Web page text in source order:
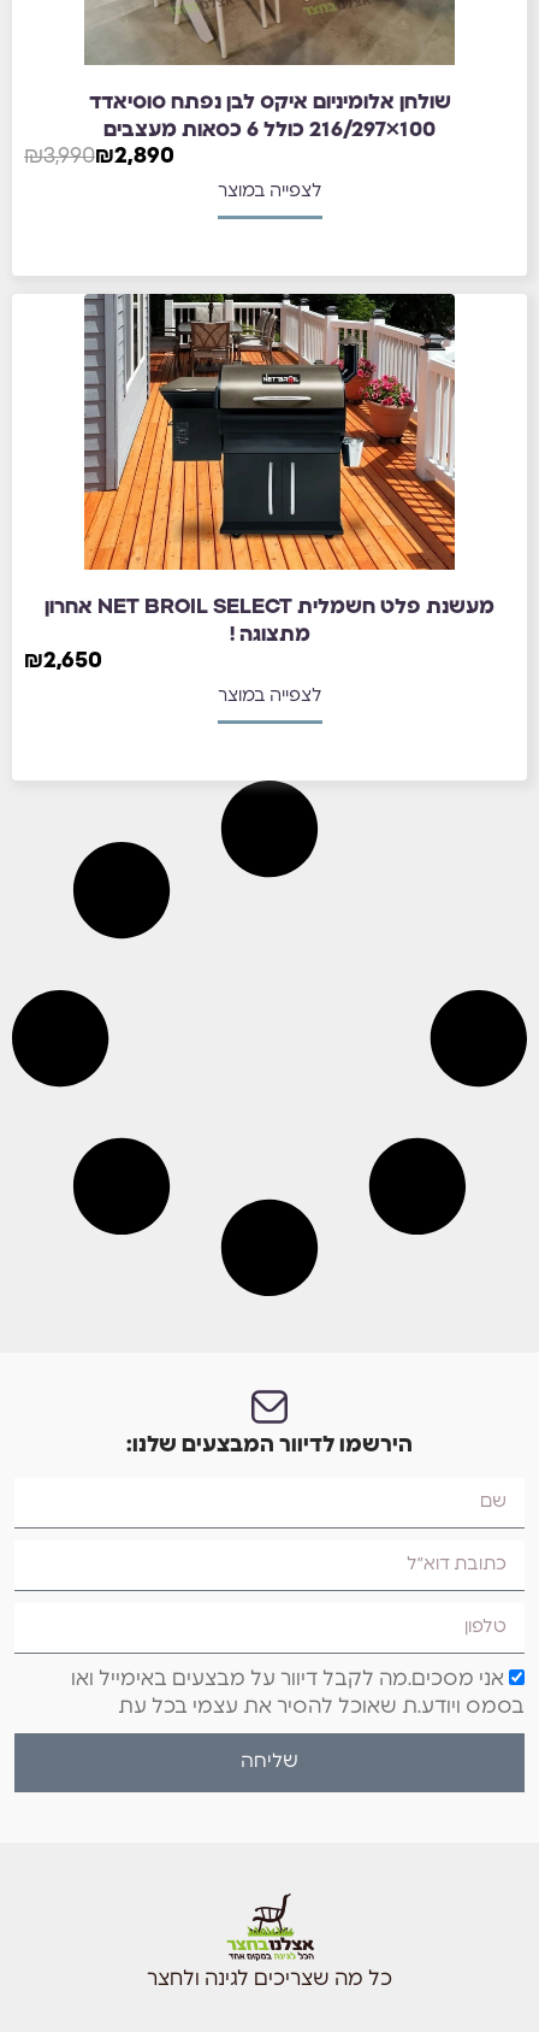
שולחן אלומיניום איקס לבן נפתח סוסיאדד
100×216/297 כולל 6 כסאות מעצבים
₪3,990₪2,890
לצפייה במוצר
מעשנת פלט חשמלית NET BROIL SELECT אחרון
מתצוגה !
₪2,650
לצפייה במוצר
הירשמו לדיוור המבצעים שלנו:
אני מסכים.מה לקבל דיוור על מבצעים באימייל ואו
בסמס ויודע.ת שאוכל להסיר את עצמי בכל עת
שליחה
כל מה שצריכים לגינה ולחצר